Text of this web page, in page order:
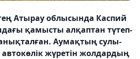
Атырау облысында Каспий
қамысты алқаптан түтеп-
Аумақтың сулы-
жүретін жолдардың